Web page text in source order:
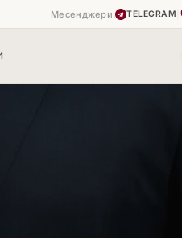
Месенджери: TELEGRAM